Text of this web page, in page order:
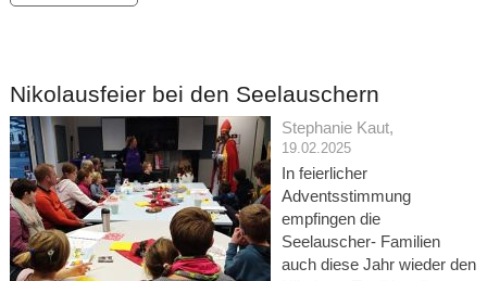
Nikolausfeier bei den Seelauschern
Stephanie Kaut,
19.02.2025
In feierlicher
Adventsstimmung
empfingen die
Seelauscher- Familien
auch diese Jahr wieder den